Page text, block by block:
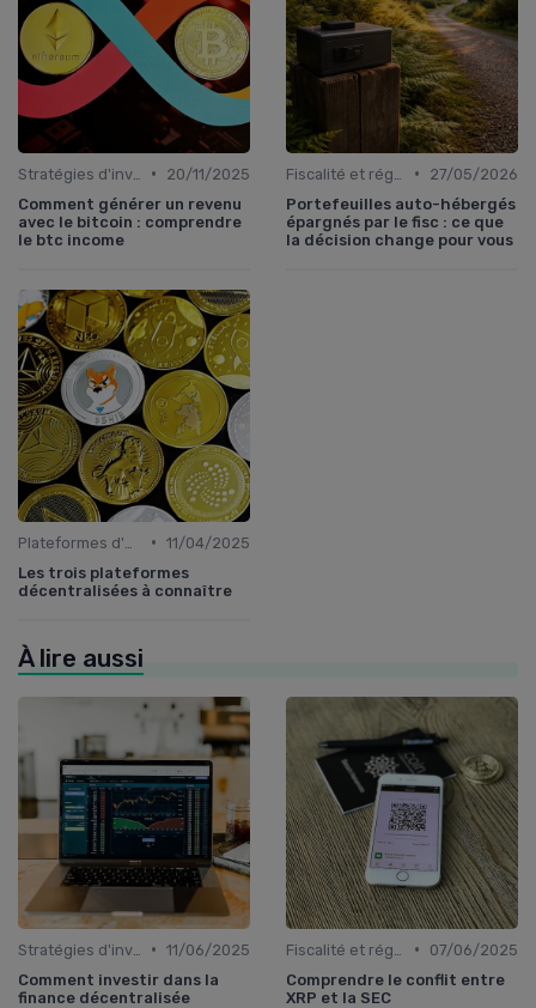
•
20/11/2025
Comment générer un revenu
avec le bitcoin : comprendre
le btc income
•
27/05/2026
Portefeuilles auto-hébergés
épargnés par le fisc : ce que
la décision change pour vous
• 11/04/2025
Les trois plateformes
décentralisées à connaître
À lire aussi
• 11/06/2025
Comment investir dans la
finance décentralisée
•
07/06/2025
Comprendre le conflit entre
XRP et la SEC